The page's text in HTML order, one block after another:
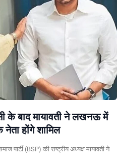
के बाद मायावती ने लखनऊ में
होंगे शामिल
पार्टी (BSP) की राष्ट्रीय अध्यक्ष मायावती ने